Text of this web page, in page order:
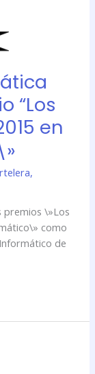
“Los
en
,
premios \»Los
como
de